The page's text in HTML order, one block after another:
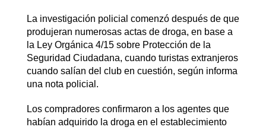
La investigación policial comenzó después de que
produjeran numerosas actas de droga, en base a
la Ley Orgánica 4/15 sobre Protección de la
Seguridad Ciudadana, cuando turistas extranjeros
cuando salían del club en cuestión, según informa
una nota policial.
Los compradores confirmaron a los agentes que
habían adquirido la droga en el establecimiento